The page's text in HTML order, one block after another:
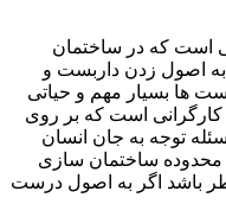
است که در ساختمان
به اصول زدن داربست و
ها بسیار مهم و حیاتی
است که بر روی
توجه به جان انسان
محدوده ساختمان سازی
باشد اگر به اصول درست